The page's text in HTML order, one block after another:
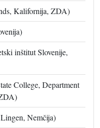
Kalifornija, ZDA)
inštitut Slovenije,
College, Department
Nemčija)